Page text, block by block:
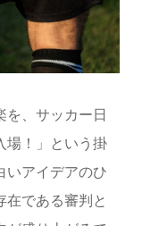
、サッカー日
場！」という掛
いアイデアのひ
在である審判と